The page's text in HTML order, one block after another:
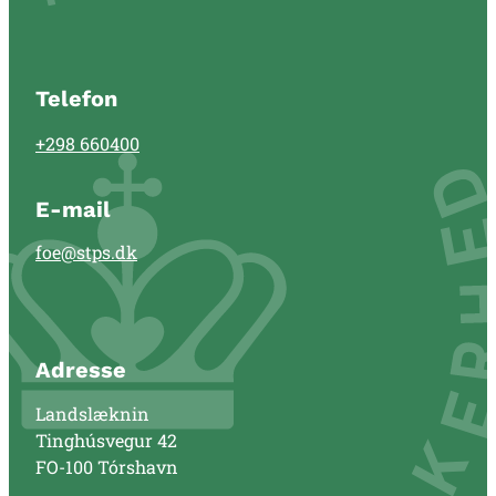
Telefon
+298 660400
E-mail
foe@stps.dk
Adresse
Landslæknin
Tinghúsvegur 42
FO-100 Tórshavn